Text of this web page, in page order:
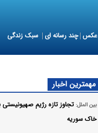
عکس چند رسانه ای سبک زندگی
مهمترین اخبار
بین الملل: تجاوز تازه رژیم صهیونیستی
خاک سوریه